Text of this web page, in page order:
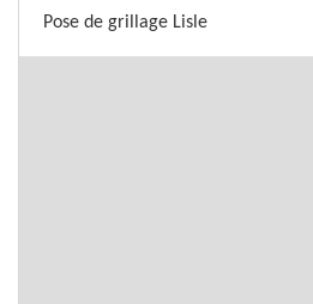
Pose de grillage Lisle